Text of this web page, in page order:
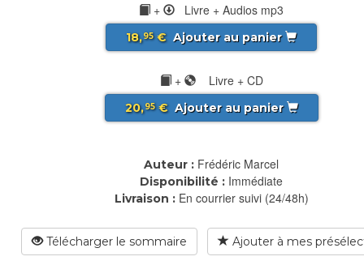
+ Livre + Audios mp3
18,95€ Ajouter au panier
+ Livre + CD
20,95€ Ajouter au panier
Auteur : Frédéric Marcel
Disponibilité : Immédiate
Livraison : En courrier suivi (24/48h)
Télécharger le sommaire Ajouter à mes